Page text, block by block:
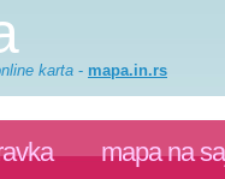
karta - mapa.in.rs
mapa na